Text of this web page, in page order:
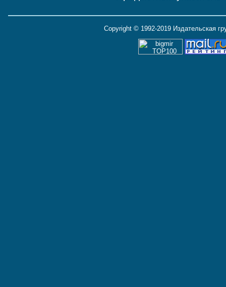
Copyright © 1992-2019 Издательская